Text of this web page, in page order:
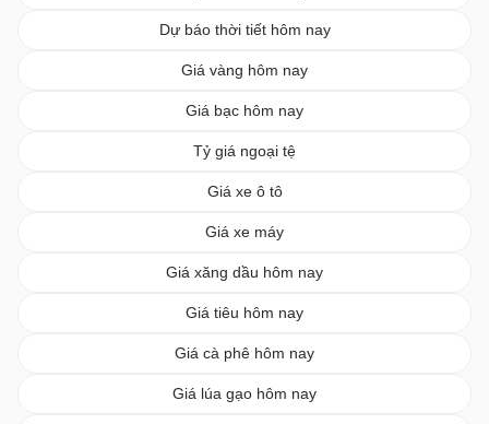
Dự báo thời tiết hôm nay
Giá vàng hôm nay
Giá bạc hôm nay
Tỷ giá ngoại tệ
Giá xe ô tô
Giá xe máy
Giá xăng dầu hôm nay
Giá tiêu hôm nay
Giá cà phê hôm nay
Giá lúa gạo hôm nay